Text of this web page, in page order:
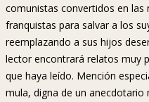
comunistas convertidos en las
franquistas para salvar a los
reemplazando a sus hijos
lector encontrará relatos muy
que haya leído. Mención
mula, digna de un anecdotario